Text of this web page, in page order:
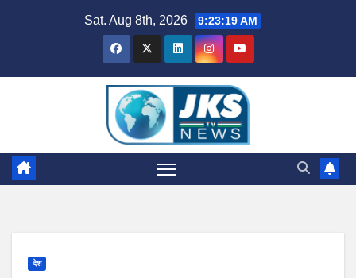
Sat. Aug 8th, 2026 9:23:20 AM
देश